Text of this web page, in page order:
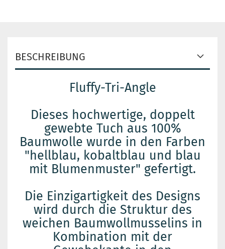
BESCHREIBUNG
Fluffy-Tri-Angle
Dieses hochwertige, doppelt
gewebte Tuch aus 100%
Baumwolle wurde in den Farben
"hellblau, kobaltblau und blau
mit Blumenmuster" gefertigt.
Die Einzigartigkeit des Designs
wird durch die Struktur des
weichen Baumwollmusselins in
Kombination mit der